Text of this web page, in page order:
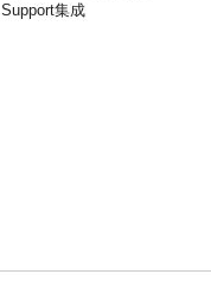
Support集成